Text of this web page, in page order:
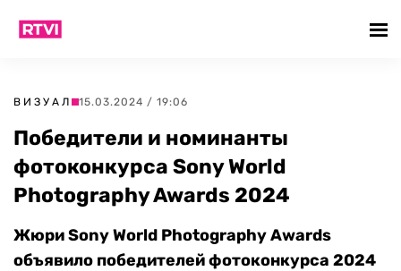
ВИЗУАЛ 15.03.2024 / 19:06
Победители и номинанты
фотоконкурса Sony World
Photography Awards 2024
Жюри Sony World Photography Awards
объявило победителей фотоконкурса 2024